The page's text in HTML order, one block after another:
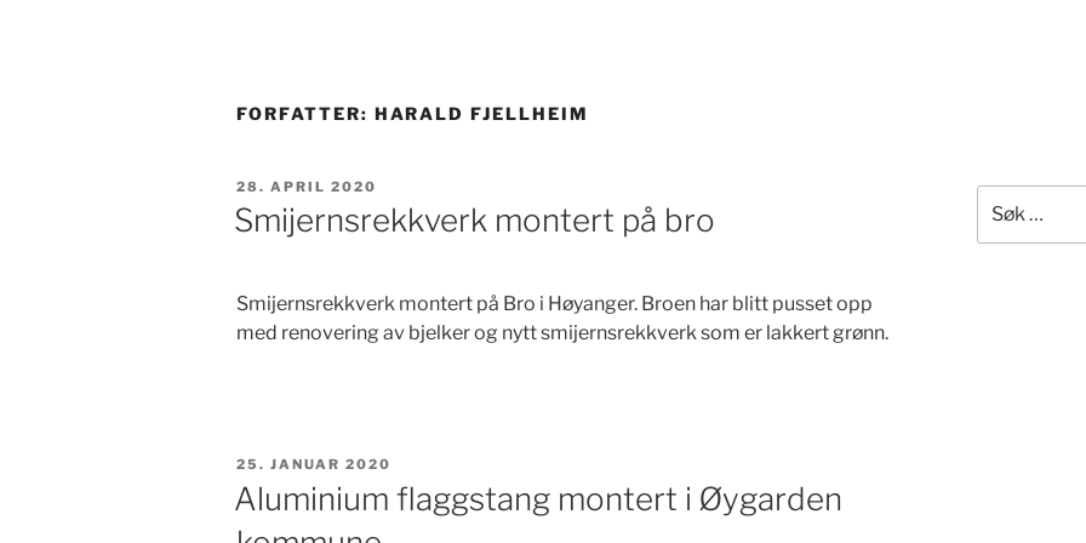
FORFATTER: HARALD FJELLHEIM
PUBLISERT
28. APRIL 2020
Smijernsrekkverk montert på bro
Smijernsrekkverk montert på Bro i Høyanger. Broen har blitt pusset opp
med renovering av bjelker og nytt smijernsrekkverk som er lakkert grønn.
PUBLISERT
25. JANUAR 2020
Aluminium flaggstang montert i Øygarden
etter: